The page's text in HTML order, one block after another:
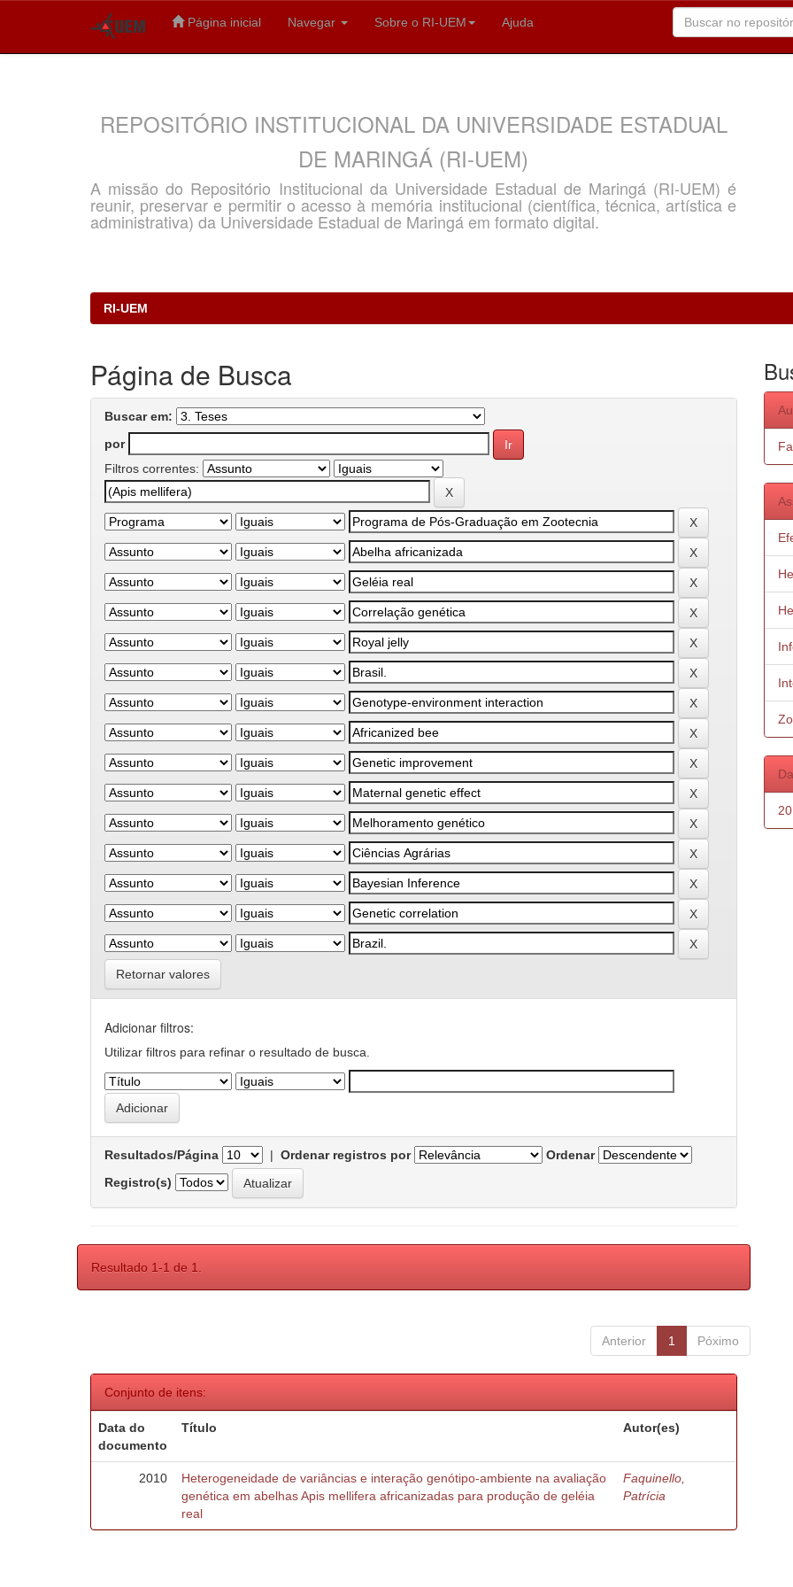
Página inicial Navegar Sobre o RI-UEM Ajuda
REPOSITÓRIO INSTITUCIONAL DA UNIVERSIDADE ESTADUAL
DE MARINGÁ (RI-UEM)
A missão do Repositório Institucional da Universidade Estadual de Maringá (RI-UEM) é
reunir, preservar e permitir o acesso à memória institucional (científica, técnica, artística e
administrativa) da Universidade Estadual de Maringá em formato digital.
RI-UEM
Página de Busca
Buscar em:
por
Filtros correntes:
Retornar valores
Adicionar filtros:
Utilizar filtros para refinar o resultado de busca.
Resultados/Página | Ordenar registros por
Ordenar
Registro(s)
Resultado 1-1 de 1.
Anterior 1 Póximo
Conjunto de itens:
Data do
documento
Título Autor(es)
2010
Heterogeneidade de variâncias e interação genótipo-ambiente na avaliação
genética em abelhas Apis mellifera africanizadas para produção de geléia
real
Faquinello,
Patrícia